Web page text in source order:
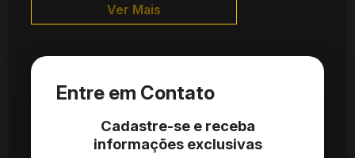
Ver Mais
Entre em Contato
Cadastre-se e receba
informações exclusivas